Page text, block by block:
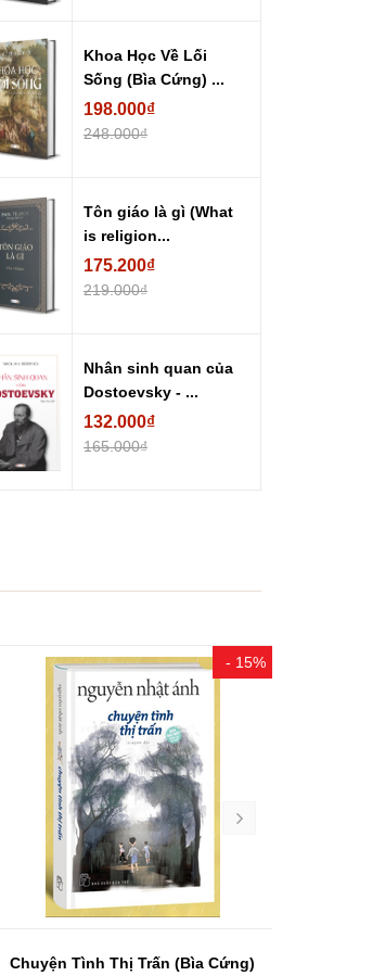
Khoa Học Về Lối
Sống (Bìa Cứng) ...
198.000₫
248.000₫
Tôn giáo là gì (What
is religion...
175.200₫
219.000₫
Nhân sinh quan của
Dostoevsky - ...
132.000₫
165.000₫
- 15%
Chuyện Tình Thị Trấn (Bìa Cứng)